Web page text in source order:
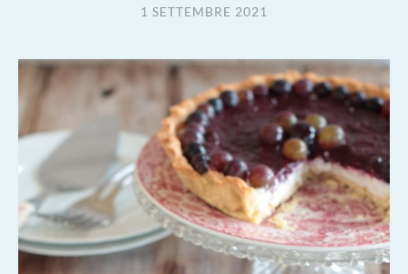
1 SETTEMBRE 2021